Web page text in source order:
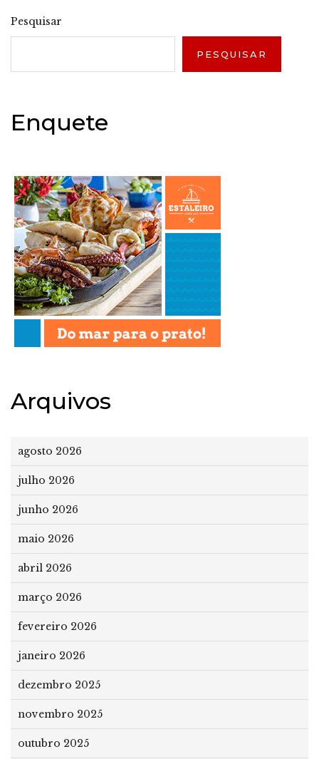
Pesquisar
PESQUISAR
Enquete
Arquivos
agosto 2026
julho 2026
junho 2026
maio 2026
abril 2026
março 2026
fevereiro 2026
janeiro 2026
dezembro 2025
novembro 2025
outubro 2025